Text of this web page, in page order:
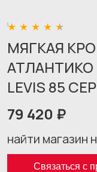
МЯГКАЯ
LEVIS 85
79 420 ₽
найти магазин
Связаться с